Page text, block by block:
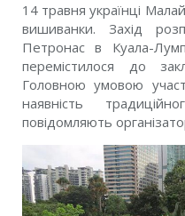
14 травня українці
вишиванки. Захід
Петронас в Куала-
перемістилося до
Головною умовою
наявність
повідомляють